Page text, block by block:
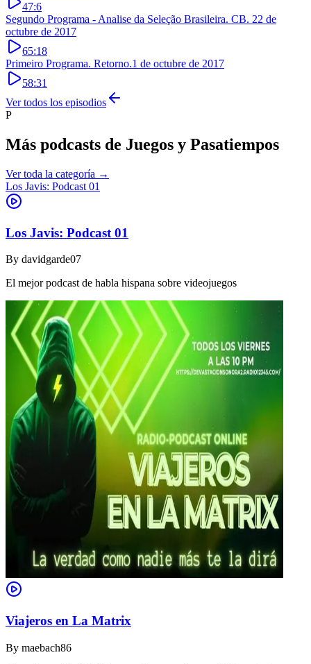
47:6
Segundo Programa - Analise da Seleção Brasileira. CB. 22 de
octubre de 2017
65:18
Primeiro Programa. Retorno.1 de octubre de 2017
58:31
Ver todos los episodios
P
Más podcasts de Juegos y Pasatiempos
Ver toda la categoría →
Los Javis: Podcast 01
Los Javis: Podcast 01
By davidgarde07
El mejor podcast de habla hispana sobre videojuegos
Viajeros en La Matrix
By maebach86